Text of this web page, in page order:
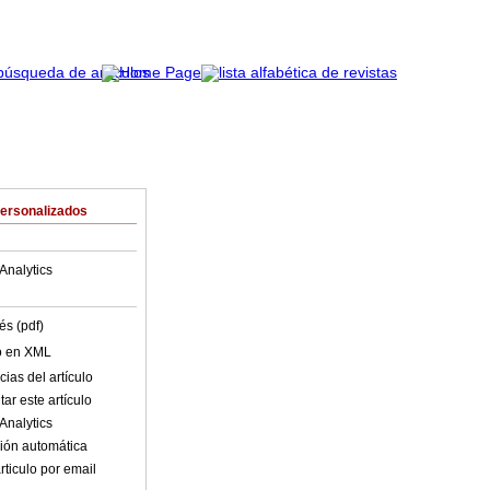
(pdf)
en XML
del artículo
este artículo
automática
por email